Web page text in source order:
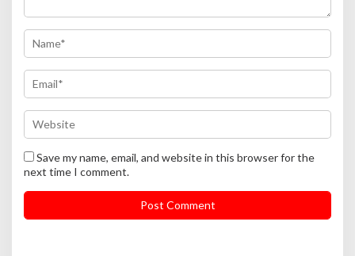
Save my name, email, and website in this browser for the
next time I comment.